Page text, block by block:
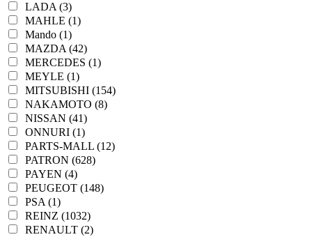
LADA (3)
MAHLE (1)
Mando (1)
MAZDA (42)
MERCEDES (1)
MEYLE (1)
MITSUBISHI (154)
NAKAMOTO (8)
NISSAN (41)
ONNURI (1)
PARTS-MALL (12)
PATRON (628)
PAYEN (4)
PEUGEOT (148)
PSA (1)
REINZ (1032)
RENAULT (2)